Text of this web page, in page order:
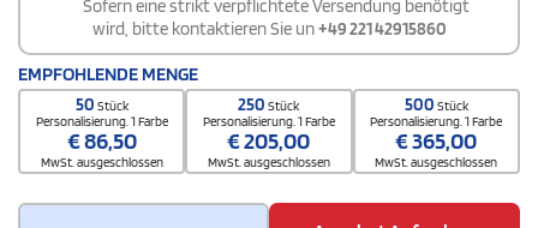
Sofern eine strikt verpflichtete Versendung benötigt
wird, bitte kontaktieren Sie un+49 221 42915860
EMPFOHLENDE MENGE
50 Stück
Personalisierung. 1 Farbe
€86,50
MwSt. ausgeschlossen
250Stück
Personalisierung. 1 Farbe
€205,00
MwSt. ausgeschlossen
500 Stück
Personalisierung. 1 Farbe
€365,00
MwSt. ausgeschlossen